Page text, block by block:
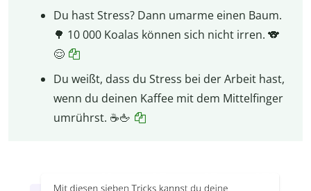
Du hast Stress? Dann umarme einen Baum.
🌳 10 000 Koalas können sich nicht irren. 🐨
😌
Du weißt, dass du Stress bei der Arbeit hast,
wenn du deinen Kaffee mit dem Mittelfinger
umrührst. ☕🖕